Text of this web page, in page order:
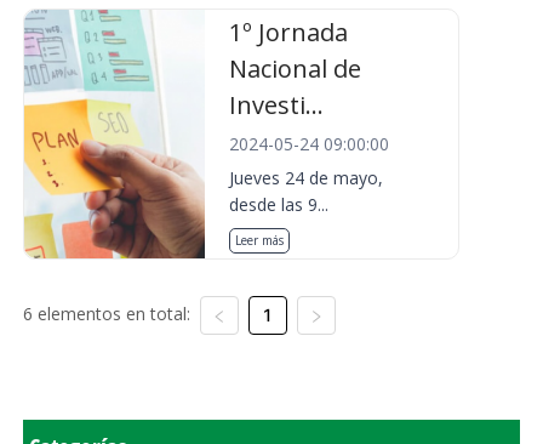
1º Jornada
Nacional de
Investi...
2024-05-24 09:00:00
Jueves 24 de mayo,
desde las 9...
Leer más
6 elementos en total: 1